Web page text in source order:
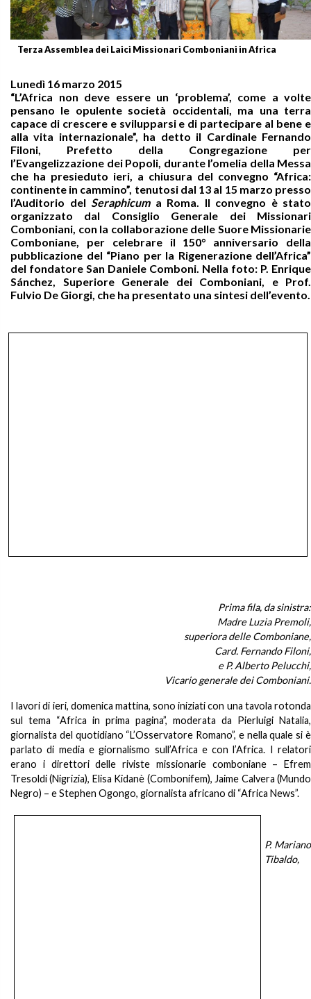
Terza Assemblea dei Laici Missionari Comboniani in Africa
Lunedì 16 marzo 2015
“L’Africa non deve essere un ‘problema’, come a volte
pensano le opulente società occidentali, ma una terra
capace di crescere e svilupparsi e di partecipare al bene e
alla vita internazionale”, ha detto il Cardinale Fernando
Filoni, Prefetto della Congregazione per
l’Evangelizzazione dei Popoli, durante l’omelia della Messa
che ha presieduto ieri, a chiusura del convegno “Africa:
continente in cammino”, tenutosi dal 13 al 15 marzo presso
l’Auditorio del Seraphicuma Roma. Il convegno è stato
organizzato dal Consiglio Generale dei Missionari
Comboniani, con la collaborazione delle Suore Missionarie
Comboniane, per celebrare il 150° anniversario della
pubblicazione del “Piano per la Rigenerazione dell’Africa”
del fondatore San Daniele Comboni. Nella foto: P. Enrique
Sánchez, Superiore Generale dei Comboniani, e Prof.
Fulvio De Giorgi, che ha presentato una sintesi dell’evento.
Prima fila, da sinistra:
Madre Luzia Premoli,
superiora delle Comboniane,
Card. Fernando Filoni,
e P. Alberto Pelucchi,
Vicario generale dei Comboniani.
I lavori di ieri, domenica mattina, sono iniziati con una tavola rotonda
sul tema “Africa in prima pagina”, moderata da Pierluigi Natalia,
giornalista del quotidiano “L’Osservatore Romano”, e nella quale si è
parlato di media e giornalismo sull’Africa e con l’Africa. I relatori
erano i direttori delle riviste missionarie comboniane – Efrem
Tresoldi (Nigrizia), Elisa Kidanè (Combonifem), Jaime Calvera (Mundo
Negro) – e Stephen Ogongo, giornalista africano di “Africa News”.
P. Mariano
Tibaldo,